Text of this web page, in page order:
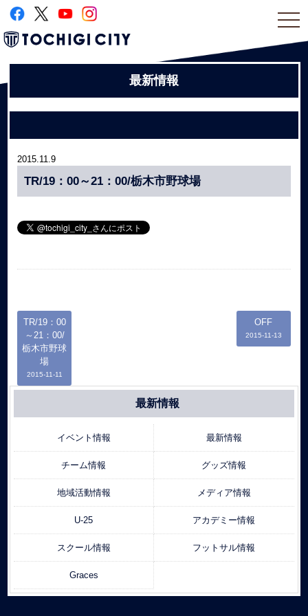
最新情報
2015.11.9
TR/19：00～21：00/栃木市野球場
TR/19：00
～21：00/
栃木市野球
場
2015-11-11
OFF
2015-11-13
最新情報
イベント情報 最新情報
チーム情報 グッズ情報
地域活動情報 メディア情報
U-25 アカデミー情報
スクール情報 フットサル情報
Graces